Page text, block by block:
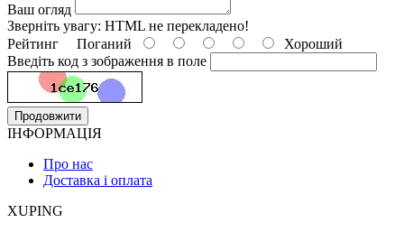
Ваш огляд
Зверніть увагу: HTML не перекладено!
Рейтинг Поганий
Хороший
Введіть код з зображення в поле
Продовжити
ІНФОРМАЦІЯ
Про нас
Доставка і оплата
XUPING